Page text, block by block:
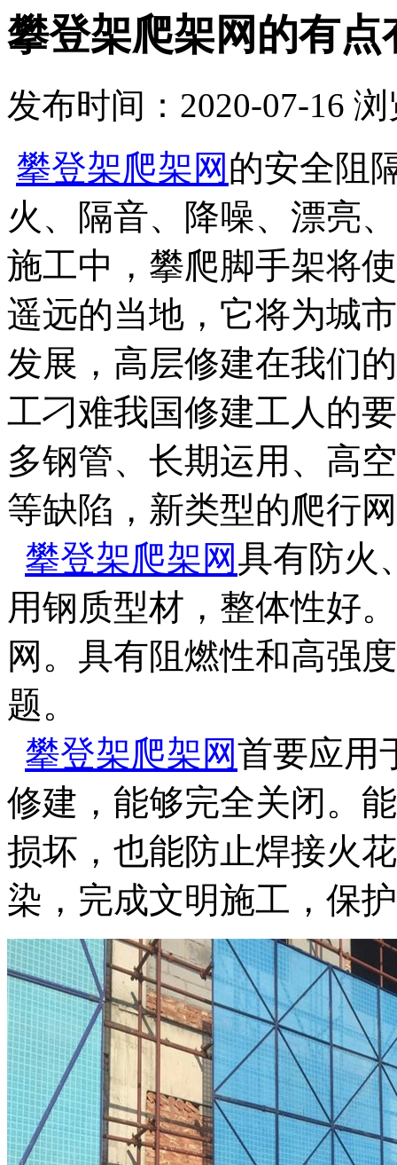
攀登架爬架网的有点
发布时间：2020-07-16 浏
攀登架爬架网 的安全阻
火、隔音、降噪、漂亮
施工中，攀爬脚手架将
遥远的当地，它将为城
发展，高层修建在我们
工刁难我国修建工人的
多钢管、长期运用、高
等缺陷，新类型的爬行
攀登架爬架网具有防火
用钢质型材，整体性好。
网。具有阻燃性和高强
题。
攀登架爬架网首要应用
修建，能够完全关闭。
损坏，也能防止焊接火
染，完成文明施工，保